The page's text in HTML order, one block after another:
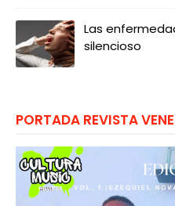
Las
silencioso
PORTADA REVISTA